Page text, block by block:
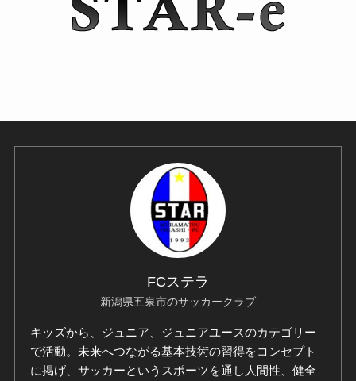
FCステラ
新潟県五泉市のサッカークラブ
キッズから、ジュニア、ジュニアユースのカテゴリー
で活動。未来へつながる基本技術の習得をコンセプト
に掲げ、サッカーというスポーツを通し人間性、健全